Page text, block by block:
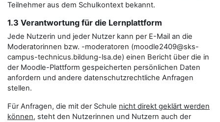
Teilnehmer aus dem Schulkontext bekannt.
1.3 Verantwortung für die Lernplattform
Jede Nutzerin und jeder Nutzer kann per E-Mail an die
Moderatorinnen bzw. -moderatoren (moodle2409@sks-
campus-technicus.bildung-lsa.de) einen Bericht über die in
der Moodle-Plattform gespeicherten persönlichen Daten
anfordern und andere datenschutzrechtliche Anfragen
stellen.
Für Anfragen, die mit der Schule nicht direkt geklärt werden
können, steht den Nutzerinnen und Nutzern auch der